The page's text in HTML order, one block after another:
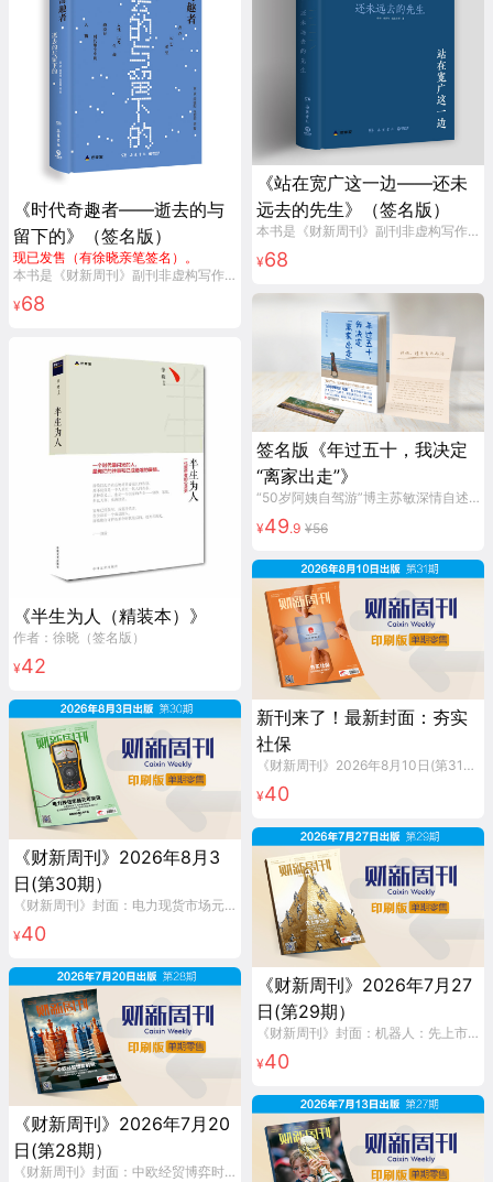
《时代奇趣者——逝去的与
留下的》（签名版）
现已发售（有徐晓亲笔签名）。
本书是《财新周刊》副刊非虚构写作精选之一。书中 24篇文章，都是极具个人化的抒写。他们是时代的缩影，也是时代的背景。
¥68
《半生为人（精装本）》
作者：徐晓（签名版）
¥42
《财新周刊》2026年8月3
日(第30期）
《财新周刊》封面：电力现货市场元年突进，含《财新周刊》印刷版1本。
¥40
《财新周刊》2026年7月20
日(第28期）
《财新周刊》封面：中欧经贸博弈时刻，含《财新周刊》印刷版1本。
《站在宽广这一边——还未
远去的先生》（签名版）
本书是《财新周刊》副刊非虚构写作精选之一
¥68
签名版《年过五十，我决定
“离家出走”》
“50岁阿姨自驾游”博主苏敏深情自述，关于女性个人成长、婚姻抉择以及母职困境！途虎养车总裁胡晓东、木棉说、快手、闪光少女斯斯等一致推荐！“操劳半生，这次我决定好好为自己活一次。”
¥49.9 ¥56
新刊来了！最新封面：夯实
社保
《财新周刊》2026年8月10日(第31期)，含《财新周刊》印刷版1本。
¥40
《财新周刊》2026年7月27
日(第29期）
《财新周刊》封面：机器人：先上市为强，含《财新周刊》印刷版1本。
¥40